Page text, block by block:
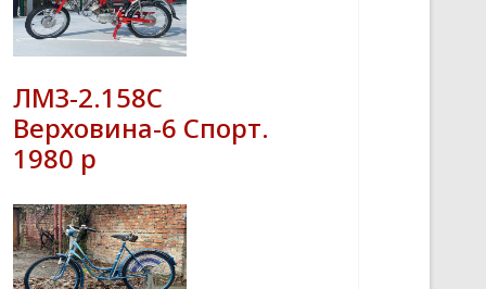
ЛМЗ-2.158С
Верховина-6 Спорт.
1980 р